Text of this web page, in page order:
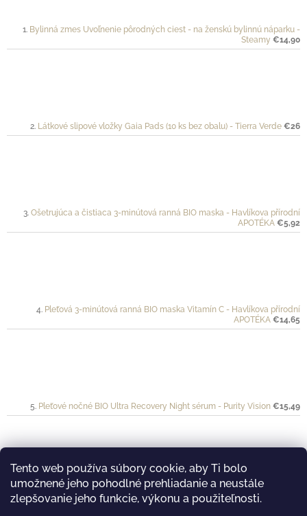
Tento web používa súbory cookie, aby Ti bolo
umožnené jeho pohodlné prehliadanie a neustále
zlepšovanie jeho funkcie, výkonu a použiteľnosti.
Bylinná zmes Uvoľnenie pôrodných ciest - na ženskú bylinnú náparku -
Steamy €14,90
Látkové slipové vložky Gaia Pads (10 ks bez obalu) - Tierra Verde €26
Ošetrujúca a čistiaca 3-minútová ranná BIO maska - Havlíkova přírodní
APOTÉKA €5,92
Pleťová 3-minútová ranná BIO maska Vitamín C - Havlíkova přírodní
APOTÉKA €14,65
Pleťové nočné BIO Ultra Recovery Night sérum - Purity Vision €15,49
Ochranný krém pre športovkyne a športovcov VÉLO - Mylo